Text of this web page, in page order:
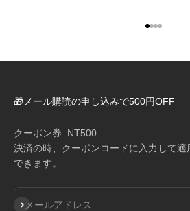
🎁メール購読の申し込みで500円OFF
クーポン券: NT500
決済の時、クーポンコードに入力して
できます。
メールアドレス
登録